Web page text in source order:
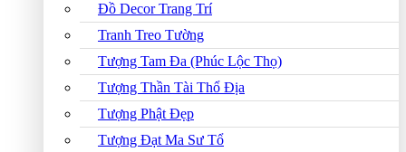
Đồ Decor Trang Trí
Tranh Treo Tường
Tượng Tam Đa (Phúc Lộc Thọ)
Tượng Thần Tài Thổ Địa
Tượng Phật Đẹp
Tượng Đạt Ma Sư Tổ